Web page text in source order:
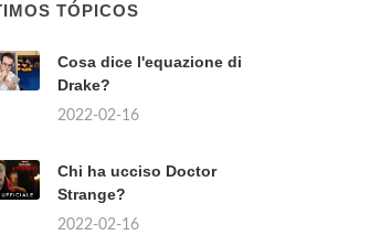
TÓPICOS
Cosa dice l'equazione di
Drake?
2022-02-16
Chi ha ucciso Doctor
Strange?
2022-02-16